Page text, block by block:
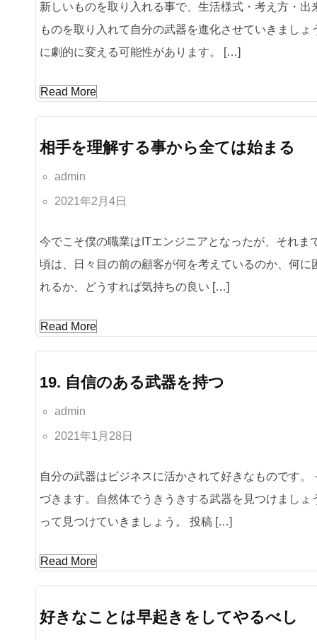
新しいものを取り入れる事で、生活様式・考え方・
ものを取り入れて自分の武器を進化させていきまし
に劇的に変える可能性があります。 […]
Read More
相手を理解する事から全ては始まる
admin
2021年2月4日
今でこそ僕の職業はITエンジニアとなったが、それ
頃は、日々目の前の顧客が何を考えているのか、何
れるか、どうすれば気持ちの良い […]
Read More
19. 自信のある武器を持つ
admin
2021年1月28日
自分の武器はビジネスに活かされて好きなものです
づきます。自然体でうきうきする武器を見つけまし
って見つけていきましょう。 投稿 […]
Read More
好きなことは早起きをしてやるべし